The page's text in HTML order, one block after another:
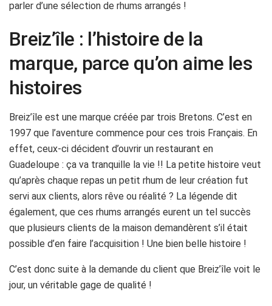
parler d’une sélection de rhums arrangés !
Breiz’île : l’histoire de la
marque, parce qu’on aime les
histoires
Breiz’île est une marque créée par trois Bretons. C’est en
1997 que l’aventure commence pour ces trois Français. En
effet, ceux-ci décident d’ouvrir un restaurant en
Guadeloupe : ça va tranquille la vie !! La petite histoire veut
qu’après chaque repas un petit rhum de leur création fut
servi aux clients, alors rêve ou réalité ? La légende dit
également, que ces rhums arrangés eurent un tel succès
que plusieurs clients de la maison demandèrent s’il était
possible d’en faire l’acquisition ! Une bien belle histoire !
C’est donc suite à la demande du client que Breiz’île voit le
jour, un véritable gage de qualité !